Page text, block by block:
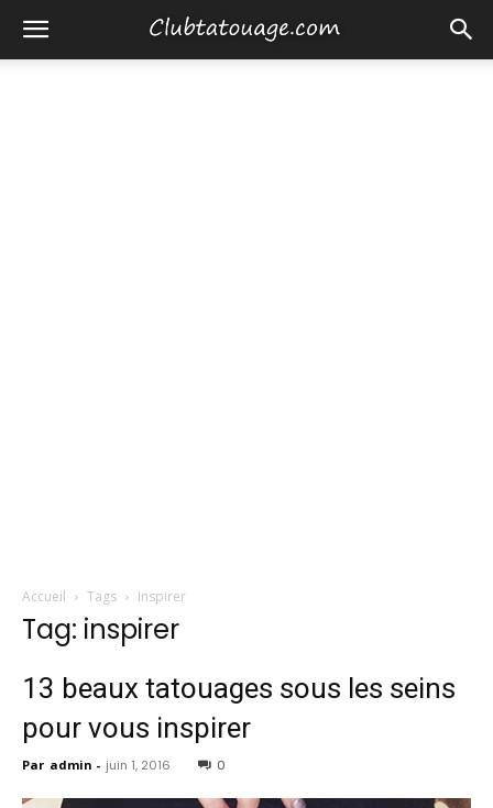
Accueil Tags Inspirer
Tag: inspirer
13 beaux tatouages ​​sous les seins
pour vous inspirer
Par admin - juin 1, 2016 0